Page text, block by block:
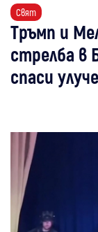
Свят
Тръмп и
стрелба в
спаси